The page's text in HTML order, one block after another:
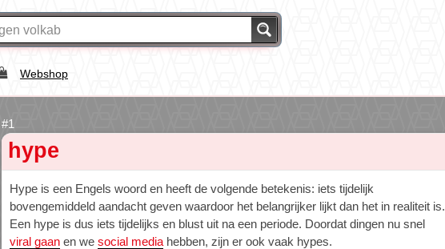
Webshop
hype
Hype is een Engels woord en heeft de volgende betekenis: iets tijdelijk
bovengemiddeld aandacht geven waardoor het belangrijker lijkt dan het in realiteit is.
Een hype is dus iets tijdelijks en blust uit na een periode. Doordat dingen nu snel
viral gaan en we social media hebben, zijn er ook vaak hypes.